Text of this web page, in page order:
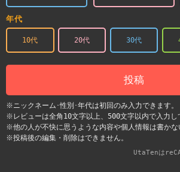
年代
10代 20代 30代
投稿
※ニックネーム･性別･年代は初回のみ入力できます。
※レビューは全角10文字以上、500文字以内で入力し
※他の人が不快に思うような内容や個人情報は書かな
※投稿後の編集・削除はできません。
UtaTenは